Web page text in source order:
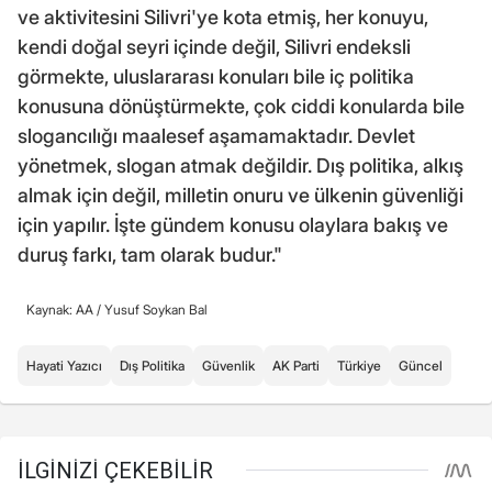
ve aktivitesini Silivri'ye kota etmiş, her konuyu,
kendi doğal seyri içinde değil, Silivri endeksli
görmekte, uluslararası konuları bile iç politika
konusuna dönüştürmekte, çok ciddi konularda bile
slogancılığı maalesef aşamamaktadır. Devlet
yönetmek, slogan atmak değildir. Dış politika, alkış
almak için değil, milletin onuru ve ülkenin güvenliği
için yapılır. İşte gündem konusu olaylara bakış ve
duruş farkı, tam olarak budur."
Kaynak: AA / Yusuf Soykan Bal
Hayati Yazıcı Dış Politika Güvenlik AK Parti Türkiye Güncel